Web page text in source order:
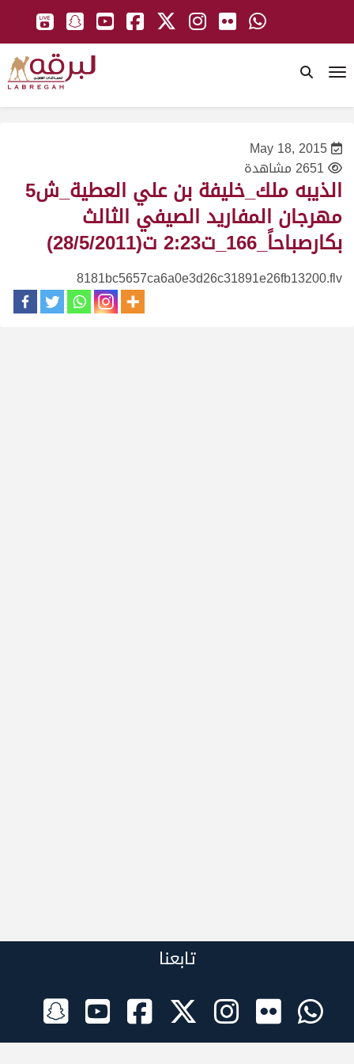
May 18, 2015
2651 مشاهدة
الذيبه ملك_خليفة بن علي العطية_ش5
مهرجان المفاريد الصيفي الثالث
بكارصباحاً_166_ت2:23 ت(28/5/2011)
8181bc5657ca6a0e3d26c31891e26fb13200.flv
تابعنا